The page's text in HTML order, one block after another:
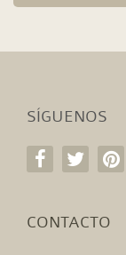
SÍGUENOS
CONTACTO